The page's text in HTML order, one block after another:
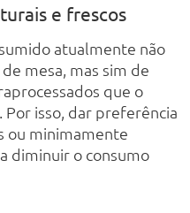
e frescos
atualmente não
mesa, mas sim de
que o
Por isso, dar preferência
ou minimamente
diminuir o consumo